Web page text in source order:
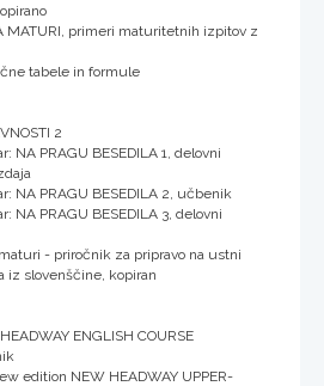
MATURI, primeri maturitetnih izpitov z
tabele in formule
2
NA PRAGU BESEDILA 1, delovni
NA PRAGU BESEDILA 2, učbenik
NA PRAGU BESEDILA 3, delovni
- priročnik za pripravo na ustni
iz slovenščine, kopiran
ENGLISH COURSE
edition NEW HEADWAY UPPER-